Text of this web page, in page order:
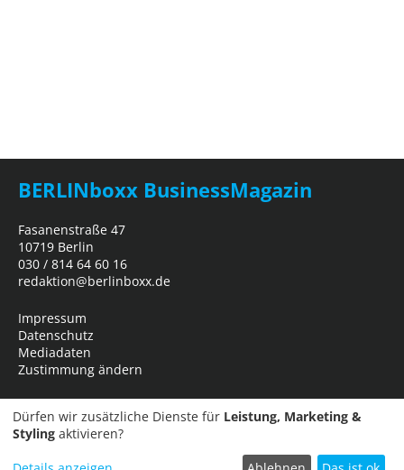
BERLINboxx BusinessMagazin
Fasanenstraße 47
10719 Berlin
030 / 814 64 60 16
redaktion@berlinboxx.de
Impressum
Datenschutz
Mediadaten
Zustimmung ändern
Dürfen wir zusätzliche Dienste für Leistung, Marketing &
Styling aktivieren?